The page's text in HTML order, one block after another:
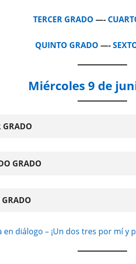
TERCER GRADO —-
QUINTO GRADO —-
Miércoles 9 de
GRADO
GRADO
GRADO
en diálogo – ¡Un dos tres por mí